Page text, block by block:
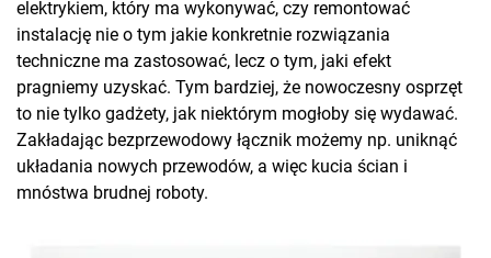
elektrykiem, który ma wykonywać, czy remontować
instalację nie o tym jakie konkretnie rozwiązania
techniczne ma zastosować, lecz o tym, jaki efekt
pragniemy uzyskać. Tym bardziej, że nowoczesny osprzęt
to nie tylko gadżety, jak niektórym mogłoby się wydawać.
Zakładając bezprzewodowy łącznik możemy np. uniknąć
układania nowych przewodów, a więc kucia ścian i
mnóstwa brudnej roboty.